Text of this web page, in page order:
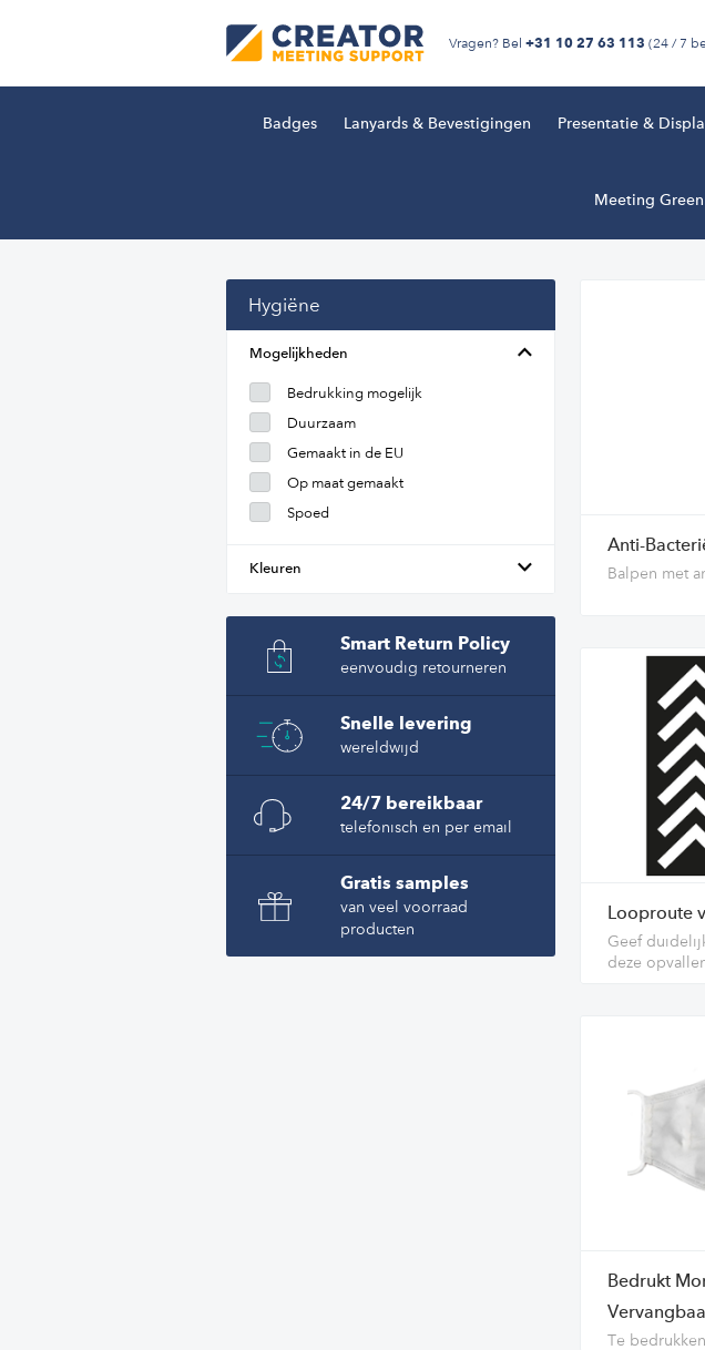
Vragen? Bel +31 10 27 63 113 (24 / 7
Badges Lanyards & Bevestigingen Presentatie &
Meeting Green
Hygiëne
Mogelijkheden
Bedrukking mogelijk
Duurzaam
Gemaakt in de EU
Op maat gemaakt
Spoed
Kleuren
Smart Return Policy
eenvoudig retourneren
Snelle levering
wereldwijd
24/7 bereikbaar
telefonisch en per email
Gratis samples
van veel voorraad
producten
Anti-
Balpen met
Looproute
Geef
deze
Bedrukt
Te